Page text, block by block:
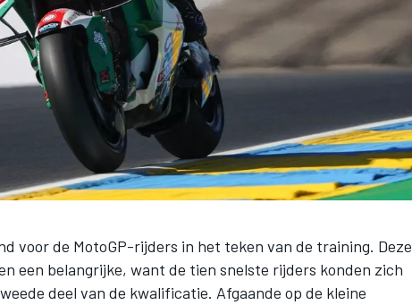
voor de MotoGP-rijders in het teken van de training. Deze
een belangrijke, want de tien snelste rijders konden zich
deel van de kwalificatie. Afgaande op de kleine